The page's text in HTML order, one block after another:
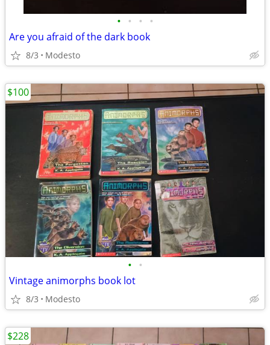
• • • •
Are you afraid of the dark book
8/3 Modesto
• •
Vintage animorphs book lot
8/3 Modesto
$100
$228